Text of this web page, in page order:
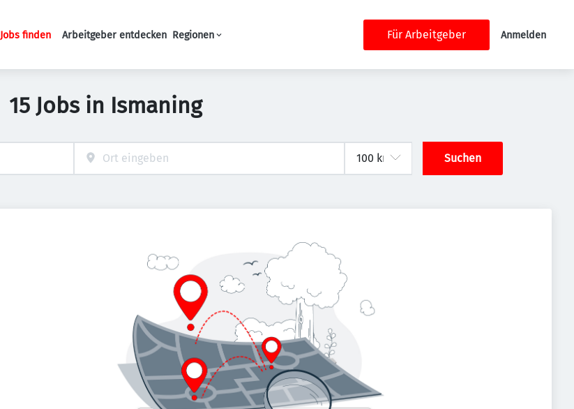
Haupt-Navigation
Jobs finden Arbeitgeber entdecken Regionen Für Arbeitgeber Anmelden
15 Jobs in Ismaning
Suchen